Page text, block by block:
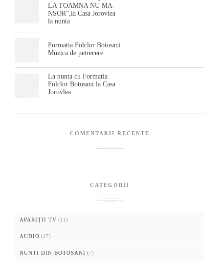
LA TOAMNA NU MA-
NSOR”,la Casa Jorovlea
la nunta
Formatia Folclor Botosani
Muzica de petrecere
La nunta cu Formatia
Folclor Botosani la Casa
Jorovlea
COMENTARII RECENTE
CATEGORII
APARIȚII TV (11)
AUDIO (17)
NUNTI DIN BOTOSANI (7)